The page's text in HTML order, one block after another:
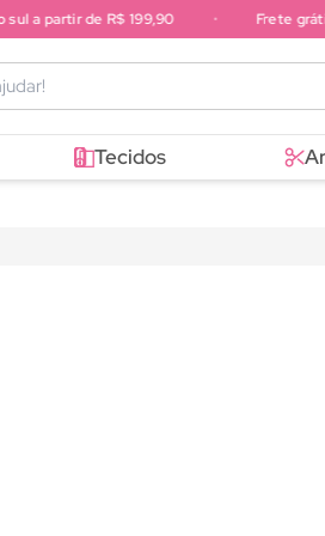
a partir de R$ 199,90 Frete
Tecidos